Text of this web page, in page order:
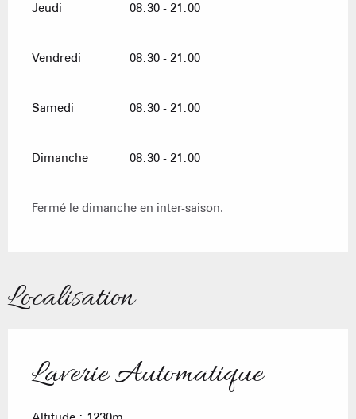
Jeudi 08:30 - 21:00
Vendredi 08:30 - 21:00
Samedi 08:30 - 21:00
Dimanche 08:30 - 21:00
Fermé le dimanche en inter-saison.
Localisation
Laverie Automatique